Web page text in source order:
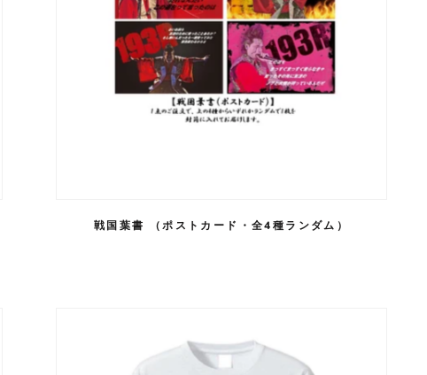
戦国葉書 （ポストカード・全4種ランダム）